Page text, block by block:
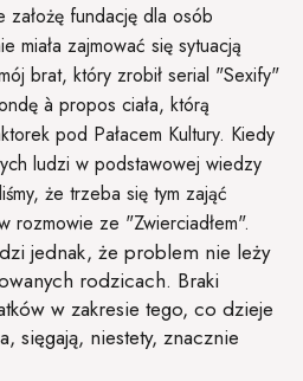
założę fundację dla osób
miała zajmować się sytuacją
brat, który zrobił serial "Sexify"
à propos ciała, którą
pod Pałacem Kultury. Kiedy
ludzi w podstawowej wiedzy
że trzeba się tym zająć
rozmowie ze "Zwierciadłem".
jednak, że problem nie leży
rodzicach. Braki
w zakresie tego, co dzieje
sięgają, niestety, znacznie